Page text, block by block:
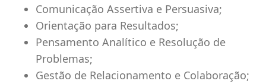
Comunicação Assertiva e Persuasiva;
Orientação para Resultados;
Pensamento Analítico e Resolução de
Problemas;
Gestão de Relacionamento e Colaboração;